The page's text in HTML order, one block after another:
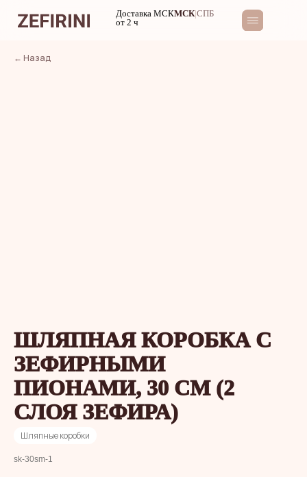
Доставка МСК
от 2 ч
СПБ
← Назад
ШЛЯПНАЯ КОРОБКА С
ЗЕФИРНЫМИ
ПИОНАМИ, 30 СМ (2
СЛОЯ ЗЕФИРА)
Шляпные коробки
sk-30sm-1